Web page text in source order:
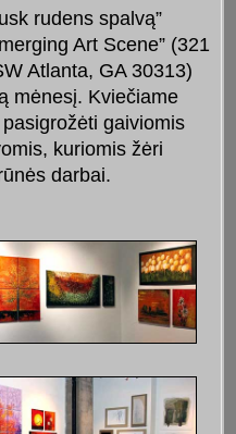
rudens spalvą”
Art Scene” (321
Atlanta, GA 30313)
mėnesį. Kviečiame
gaiviomis
kuriomis žėri
darbai.